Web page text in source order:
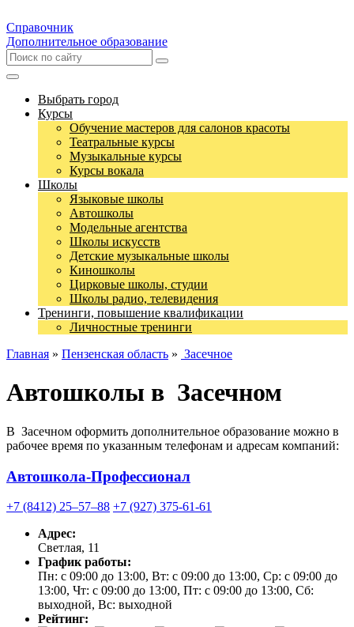
Справочник
Дополнительное образование
Выбрать город
Курсы
Обучение мастеров для салонов красоты
Театральные курсы
Музыкальные курсы
Курсы вокала
Школы
Языковые школы
Автошколы
Модельные агентства
Школы искусств
Детские музыкальные школы
Киношколы
Цирковые школы, студии
Школы радио, телевидения
Тренинги, повышение квалификации
Личностные тренинги
Главная » Пензенская область » Засечное
Автошколы в Засечном
В Засечном оформить дополнительное образование можно в
рабочее время по указанным телефонам и адресам компаний:
Автошкола-Профессионал
+7 (8412) 25‒57‒88 +7 (927) 375-61-61
Адрес:
Светлая, 11
График работы:
Пн: с 09:00 до 13:00, Вт: с 09:00 до 13:00, Ср: с 09:00 до
13:00, Чт: с 09:00 до 13:00, Пт: с 09:00 до 13:00, Сб:
выходной, Вс: выходной
Рейтинг: